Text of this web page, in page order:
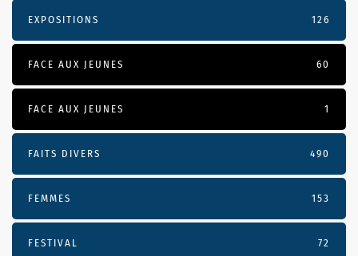
EXPOSITIONS 126
FACE AUX JEUNES 60
FACE AUX JEUNES 1
FAITS DIVERS 490
FEMMES 153
FESTIVAL 72